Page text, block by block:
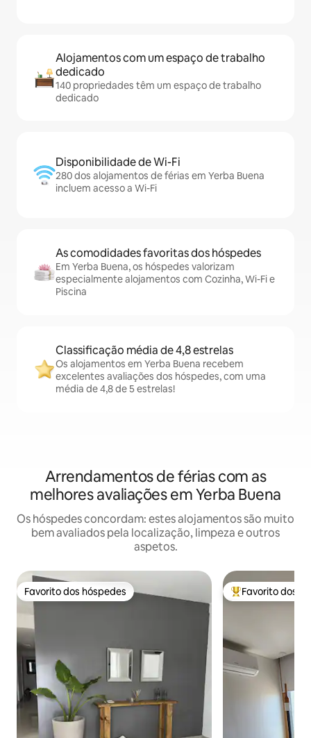
Alojamentos com um espaço de trabalho
dedicado
140 propriedades têm um espaço de trabalho
dedicado
Disponibilidade de Wi-Fi
280 dos alojamentos de férias em Yerba Buena
incluem acesso a Wi-Fi
As comodidades favoritas dos hóspedes
Em Yerba Buena, os hóspedes valorizam
especialmente alojamentos com Cozinha, Wi-Fi e
Piscina
Classificação média de 4,8 estrelas
Os alojamentos em Yerba Buena recebem
excelentes avaliações dos hóspedes, com uma
média de 4,8 de 5 estrelas!
Arrendamentos de férias com as
melhores avaliações em Yerba Buena
Os hóspedes concordam: estes alojamentos são muito
bem avaliados pela localização, limpeza e outros
aspetos.
Favorito dos hóspedes
Favorito dos hóspedes Favoritos dos
Favorito dos